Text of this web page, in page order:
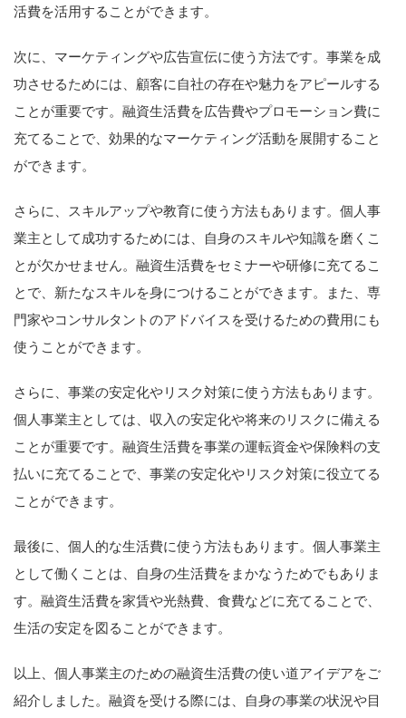
活費を活用することができます。
次に、マーケティングや広告宣伝に使う方法です。事業を成
功させるためには、顧客に自社の存在や魅力をアピールする
ことが重要です。融資生活費を広告費やプロモーション費に
充てることで、効果的なマーケティング活動を展開すること
ができます。
さらに、スキルアップや教育に使う方法もあります。個人事
業主として成功するためには、自身のスキルや知識を磨くこ
とが欠かせません。融資生活費をセミナーや研修に充てるこ
とで、新たなスキルを身につけることができます。また、専
門家やコンサルタントのアドバイスを受けるための費用にも
使うことができます。
さらに、事業の安定化やリスク対策に使う方法もあります。
個人事業主としては、収入の安定化や将来のリスクに備える
ことが重要です。融資生活費を事業の運転資金や保険料の支
払いに充てることで、事業の安定化やリスク対策に役立てる
ことができます。
最後に、個人的な生活費に使う方法もあります。個人事業主
として働くことは、自身の生活費をまかなうためでもありま
す。融資生活費を家賃や光熱費、食費などに充てることで、
生活の安定を図ることができます。
以上、個人事業主のための融資生活費の使い道アイデアをご
紹介しました。融資を受ける際には、自身の事業の状況や目